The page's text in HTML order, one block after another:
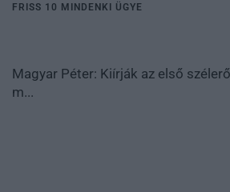
FRISS 10 MINDENKI ÜGYE
Magyar Péter: Kiírják az első
m...